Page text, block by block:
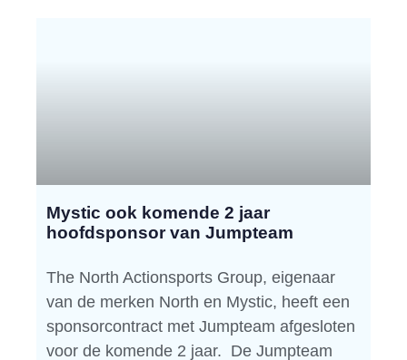
Mystic ook komende 2 jaar
hoofdsponsor van Jumpteam
The North Actionsports Group, eigenaar
van de merken North en Mystic, heeft een
sponsorcontract met Jumpteam afgesloten
voor de komende 2 jaar. De Jumpteam